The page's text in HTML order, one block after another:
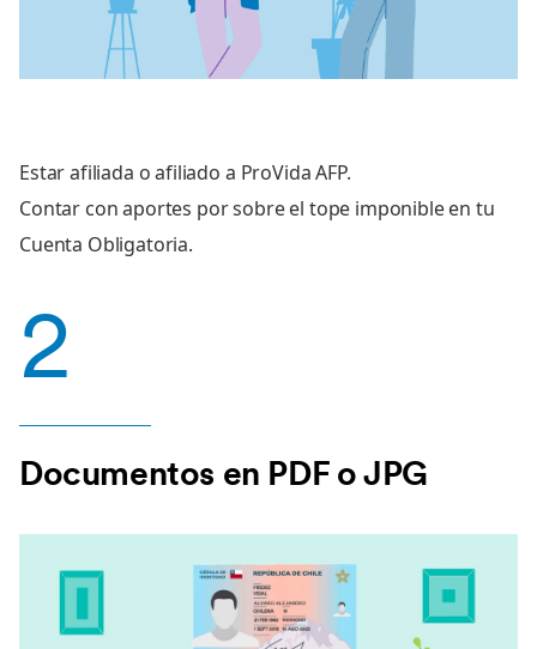
Estar afiliada o afiliado a ProVida AFP.
Contar con aportes por sobre el tope imponible en tu
Cuenta Obligatoria.
2
Documentos en PDF o JPG